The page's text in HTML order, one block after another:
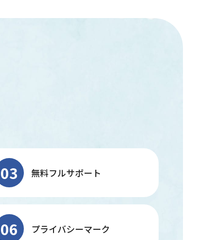
03 無料フルサポート
06 プライバシーマーク